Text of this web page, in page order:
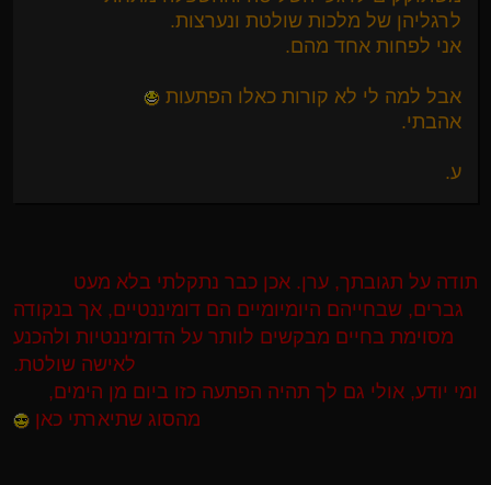
לרגליהן של מלכות שולטת ונערצות.
אני לפחות אחד מהם.
אבל למה לי לא קורות כאלו הפתעות
אהבתי.
ע.
תודה על תגובתך, ערן. אכן כבר נתקלתי בלא מעט
גברים, שבחייהם היומיומיים הם דומיננטיים, אך בנקודה
מסוימת בחיים מבקשים לוותר על הדומיננטיות ולהכנע
לאישה שולטת.
ומי יודע, אולי גם לך תהיה הפתעה כזו ביום מן הימים,
מהסוג שתיארתי כאן